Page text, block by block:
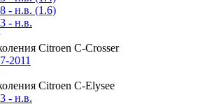
- н.в. (1.6)
- н.в.
Citroen C-Crosser
2011
Citroen C-Elysee
- н.в.